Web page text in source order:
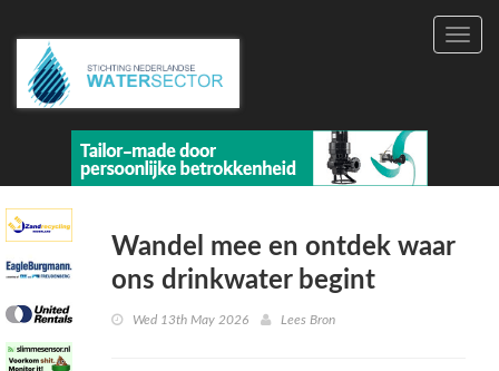
Wandel mee en ontdek waar
ons drinkwater begint
Wed 13th May 2026 Lees Bron